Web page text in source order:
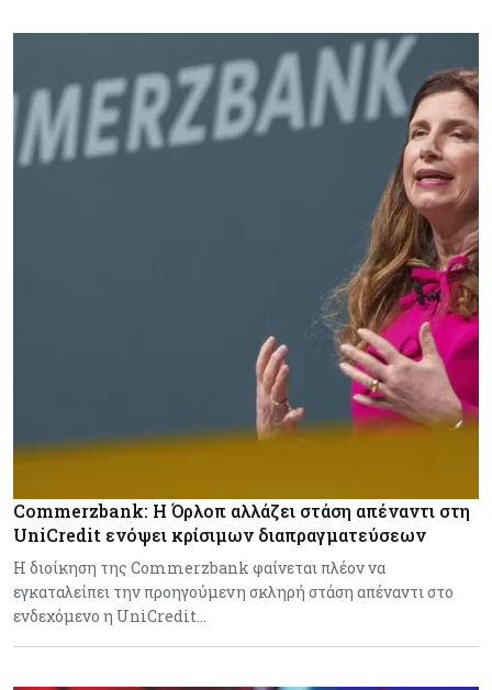
Commerzbank: Η Όρλοπ αλλάζει στάση απέναντι στη
UniCredit ενόψει κρίσιμων διαπραγματεύσεων
H διοίκηση της Commerzbank φαίνεται πλέον να
εγκαταλείπει την προηγούμενη σκληρή στάση απέναντι στο
ενδεχόμενο η UniCredit…